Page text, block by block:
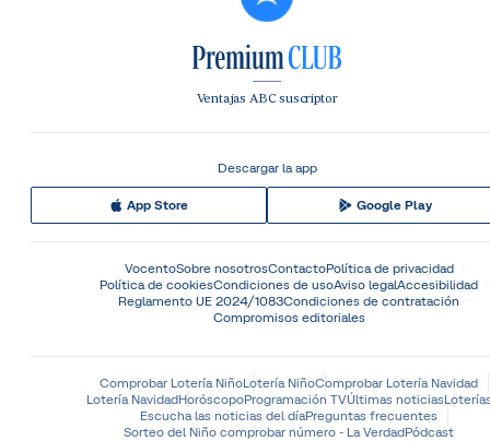
Ventajas ABC suscriptor
Descargar la app
App Store Google Play
VocentoSobre nosotrosContactoPolítica de privacidad
Política de cookiesCondiciones de usoAviso legalAccesibilidad
Reglamento UE 2024/1083Condiciones de contratación
Compromisos editoriales
Comprobar Lotería NiñoLotería NiñoComprobar Lotería Navidad
Lotería NavidadHoróscopoProgramación TVÚltimas noticias
Escucha las noticias del díaPreguntas frecuentes
Sorteo del Niño comprobar número - La VerdadPódcast